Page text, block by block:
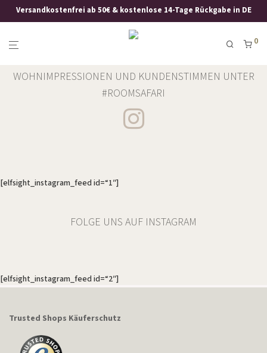
Versandkostenfrei ab 50€ & kostenlose 14-Tage Rückgabe in DE
0
WOHNIMPRESSIONEN UND KUNDENSTIMMEN UNTER
#ROOMSAFARI
[elfsight_instagram_feed id=“1″]
FOLGE UNS AUF INSTAGRAM
[elfsight_instagram_feed id=“2″]
Trusted Shops Käuferschutz